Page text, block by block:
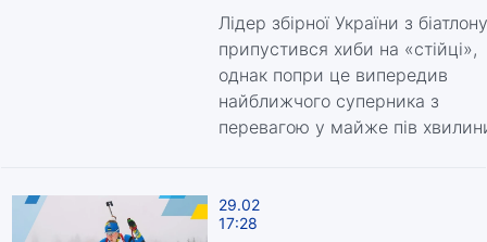
Лідер збірної України з біатлону
припустився хиби на «стійці»,
однак попри це випередив
найближчого суперника з
перевагою у майже пів
29.02
17:28